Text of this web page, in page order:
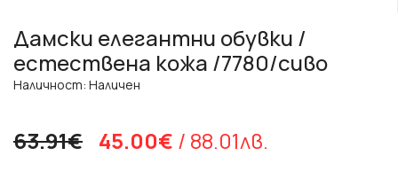
Дамски елегантни обувки /
естествена кожа /7780/сиво
Наличност: Наличен
63.91€ 45.00€ / 88.01лв.